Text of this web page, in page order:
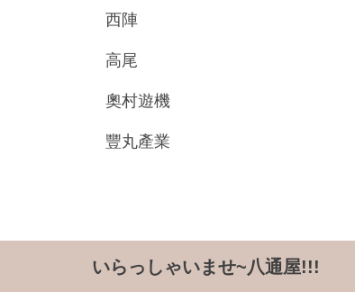
西陣
高尾
奧村遊機
豐丸產業
いらっしゃいませ~八通屋!!!